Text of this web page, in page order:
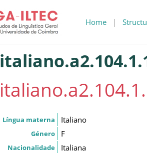
Home |
Língua materna Italiano
Género F
Nacionalidade Italiana